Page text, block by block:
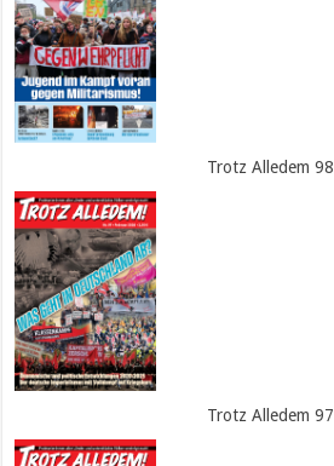
Trotz Alledem 98
Trotz Alledem 97